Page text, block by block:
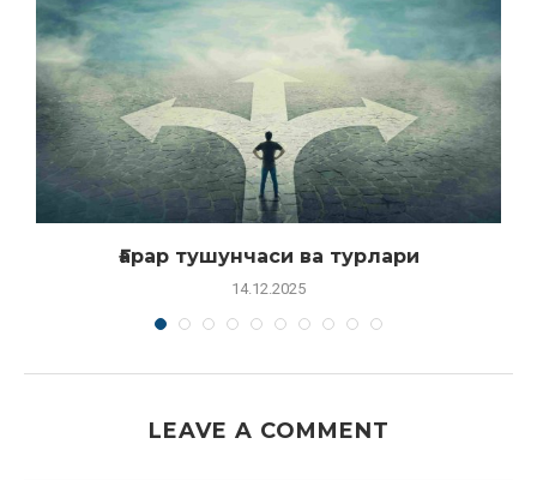
Ғарар тушунчаси ва турлари
14.12.2025
LEAVE A COMMENT